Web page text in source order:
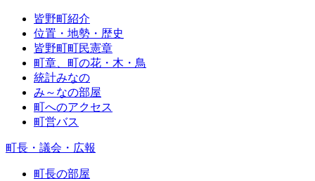
皆野町紹介
位置・地勢・歴史
皆野町町民憲章
町章、町の花・木・鳥
統計みなの
み～なの部屋
町へのアクセス
町営バス
町長・議会・広報
町長の部屋